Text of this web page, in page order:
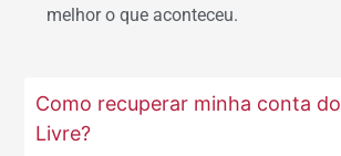
melhor o que aconteceu.
Como recuperar minha conta
Livre?